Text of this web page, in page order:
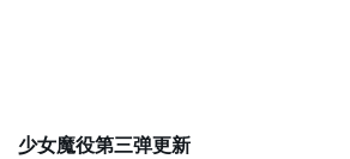
少女魔役第三弹更新